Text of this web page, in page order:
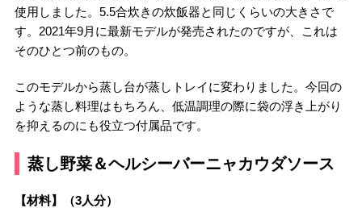
使用しました。5.5合炊きの炊飯器と同じくらいの大きさで
す。2021年9月に最新モデルが発売されたのですが、これは
そのひとつ前のもの。
このモデルから蒸し台が蒸しトレイに変わりました。今回の
ような蒸し料理はもちろん、低温調理の際に袋の浮き上がり
を抑えるのにも役立つ付属品です。
蒸し野菜＆ヘルシーバーニャカウダソース
【材料】（3人分）